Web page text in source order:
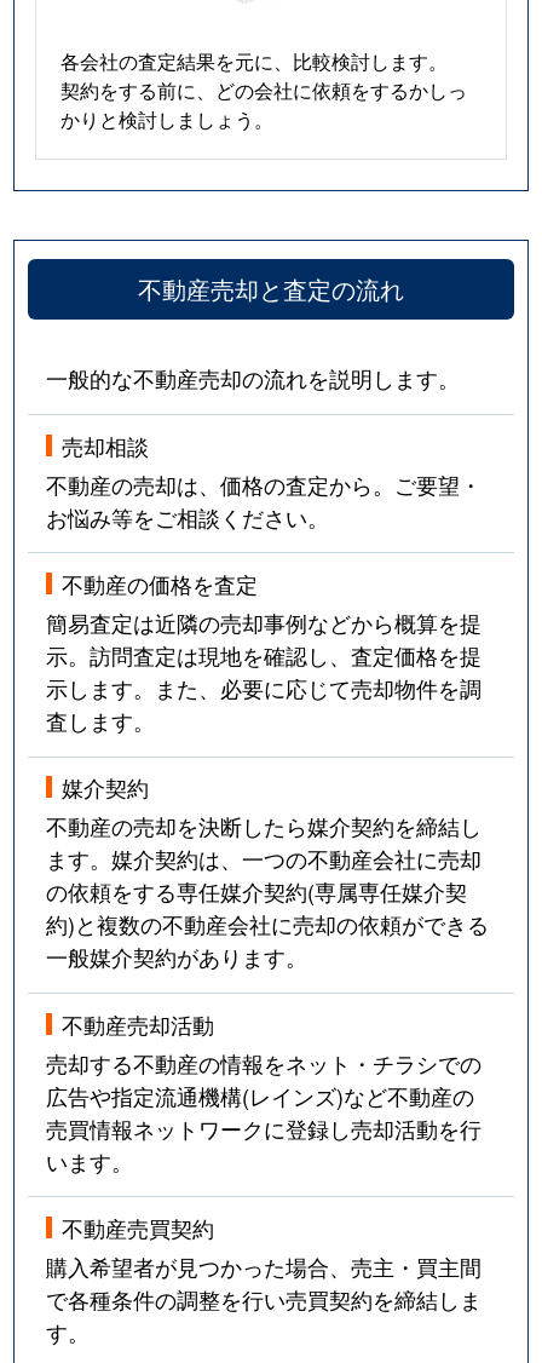
各会社の査定結果を元に、比較検討します。
契約をする前に、どの会社に依頼をするかしっ
かりと検討しましょう。
不動産売却と査定の流れ
一般的な不動産売却の流れを説明します。
売却相談
不動産の売却は、価格の査定から。ご要望・
お悩み等をご相談ください。
不動産の価格を査定
簡易査定は近隣の売却事例などから概算を提
示。訪問査定は現地を確認し、査定価格を提
示します。また、必要に応じて売却物件を調
査します。
媒介契約
不動産の売却を決断したら媒介契約を締結し
ます。媒介契約は、一つの不動産会社に売却
の依頼をする専任媒介契約(専属専任媒介契
約)と複数の不動産会社に売却の依頼ができる
一般媒介契約があります。
不動産売却活動
売却する不動産の情報をネット・チラシでの
広告や指定流通機構(レインズ)など不動産の
売買情報ネットワークに登録し売却活動を行
います。
不動産売買契約
購入希望者が見つかった場合、売主・買主間
で各種条件の調整を行い売買契約を締結しま
す。